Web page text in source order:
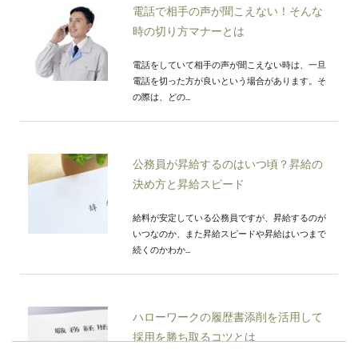
電話で相手の声が聞こえない！そんな
時の切り方マナーとは
電話をしていて相手の声が聞こえない時は、一旦
電話を切った方が良いという場合があります。そ
の際は、どの...
公務員が昇給するのはいつ頃？昇給の
決め方と昇給スピード
給料が安定している公務員ですが、昇給するのが
いつなのか、また昇給スピードや昇給はいつまで
続くのかわか...
ハローワークの履歴書添削を活用して
採用を勝ち取るコツとは